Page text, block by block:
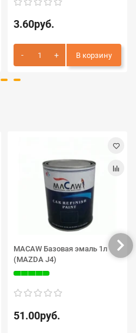
3.60руб.
В корзину
MACAW Базовая эмаль 1л
(MAZDA J4)
51.00руб.